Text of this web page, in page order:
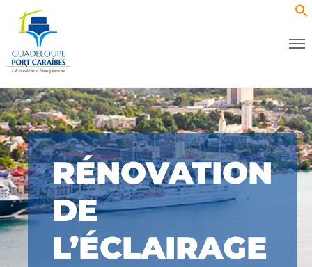
RÉNOVATION
DE
L’ÉCLAIRAGE